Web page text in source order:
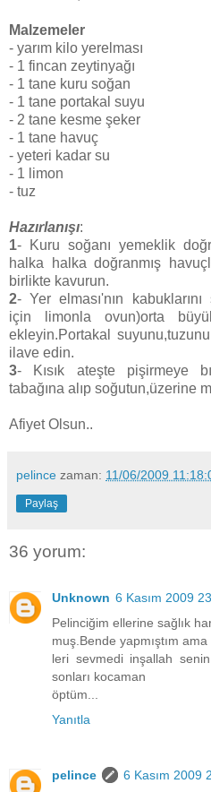
Malzemeler
- yarım kilo yerelması
- 1 fincan zeytinyağı
- 1 tane kuru soğan
- 1 tane portakal suyu
- 2 tane kesme şeker
- 1 tane havuç
- yeteri kadar su
- 1 limon
- tuz
Hazırlanışı:
1- Kuru soğanı yemeklik
halka halka doğranmış
birlikte kavurun.
2- Yer elması'nın kabuklarını
için limonla ovun)orta
ekleyin.Portakal
ilave edin.
3- Kısık ateşte pişirmeye
tabağına alıp soğutun,üzerine
Afiyet Olsun..
pelince zaman: 11/06/2009
Paylaş
36 yorum:
Unknown 6 Kasım 2009
Pelinciğim ellerine sağlık
muş.Bende yapmıştım
leri sevmedi inşallah
sonları kocaman
öptüm...
Yanıtla
pelince
6 Kasım 2009